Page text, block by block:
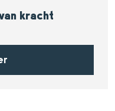
kracht